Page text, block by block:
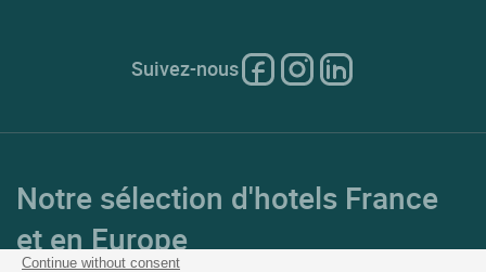
Continue without consent
Suivez-nous
Notre sélection d'hotels France
et en Europe